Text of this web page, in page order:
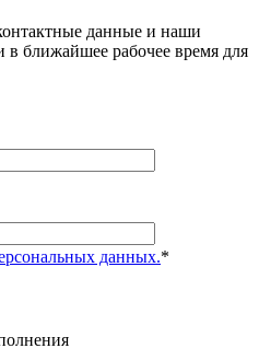
данные и наши
в ближайшее рабочее время для
данных.*